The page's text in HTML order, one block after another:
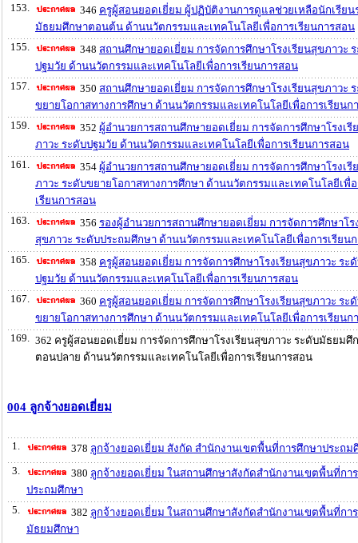
153.
346 ครูผู้สอนยอดเยี่ยม ผู้ปฏิบัติงานการดูแลช่วยเหลือนักเรียน
มัธยมศึกษาตอนต้น ด้านนวัตกรรมและเทคโนโลยีเพื่อการเรียนการสอน
155.
348 สถานศึกษายอดเยี่ยม การจัดการศึกษาโรงเรียนสุขภาวะ
ปฐมวัย ด้านนวัตกรรมและเทคโนโลยีเพื่อการเรียนการสอน
157.
350 สถานศึกษายอดเยี่ยม การจัดการศึกษาโรงเรียนสุขภาวะ
ขยายโอกาสทางการศึกษา ด้านนวัตกรรมและเทคโนโลยีเพื่อการเรียนก
159.
352 ผู้อำนวยการสถานศึกษายอดเยี่ยม การจัดการศึกษาโรงเรี
ภาวะ ระดับปฐมวัย ด้านนวัตกรรมและเทคโนโลยีเพื่อการเรียนการสอน
161.
354 ผู้อำนวยการสถานศึกษายอดเยี่ยม การจัดการศึกษาโรงเรี
ภาวะ ระดับขยายโอกาสทางการศึกษา ด้านนวัตกรรมและเทคโนโลยีเพื่
เรียนการสอน
163.
356 รองผู้อำนวยการสถานศึกษายอดเยี่ยม การจัดการศึกษาโร
สุขภาวะ ระดับประถมศึกษา ด้านนวัตกรรมและเทคโนโลยีเพื่อการเรียน
165.
358 ครูผู้สอนยอดเยี่ยม การจัดการศึกษาโรงเรียนสุขภาวะ ระ
ปฐมวัย ด้านนวัตกรรมและเทคโนโลยีเพื่อการเรียนการสอน
167.
360 ครูผู้สอนยอดเยี่ยม การจัดการศึกษาโรงเรียนสุขภาวะ ระ
ขยายโอกาสทางการศึกษา ด้านนวัตกรรมและเทคโนโลยีเพื่อการเรียนก
169.
362 ครูผู้สอนยอดเยี่ยม การจัดการศึกษาโรงเรียนสุขภาวะ ระดับมัธยมศึ
ตอนปลาย ด้านนวัตกรรมและเทคโนโลยีเพื่อการเรียนการสอน
004 ลูกจ้างยอดเยี่ยม
1. 378 ลูกจ้างยอดเยี่ยม สังกัด สำนักงานเขตพื้นที่การศึกษาประถม
3.
380 ลูกจ้างยอดเยี่ยม ในสถานศึกษาสังกัดสำนักงานเขตพื้นที่กา
ประถมศึกษา
5.
382 ลูกจ้างยอดเยี่ยม ในสถานศึกษาสังกัดสำนักงานเขตพื้นที่กา
มัธยมศึกษา